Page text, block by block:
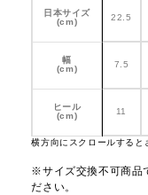
日本サイズ
(cm)
22.5
幅
(cm)
7.5
ヒール
(cm)
11
横方向にスクロールすると
※サイズ交換不可商品
ださい。